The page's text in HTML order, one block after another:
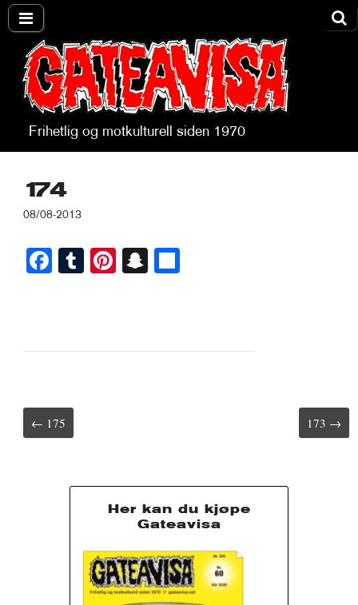
Gateavisa
Frihetlig og motkulturell siden 1970
174
08/08-2013
Fa T
r
Pi
t
S
t
S
Post
navigation
← 175 173 →
Her kan du kjøpe
Gateavisa